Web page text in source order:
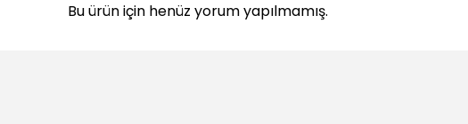
Bu ürün için henüz yorum yapılmamış.